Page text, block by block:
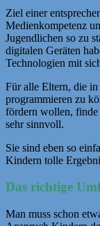
Ziel einer
Medienkompetenz
Jugendlichen so zu
digitalen Geräten
Technologien mit
Für alle Eltern, die
programmieren zu
fördern wollen, finde
sehr sinnvoll.
Sie sind eben so
Kindern tolle
Das richtige
Man muss schon